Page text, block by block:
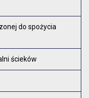
do spożycia
ścieków